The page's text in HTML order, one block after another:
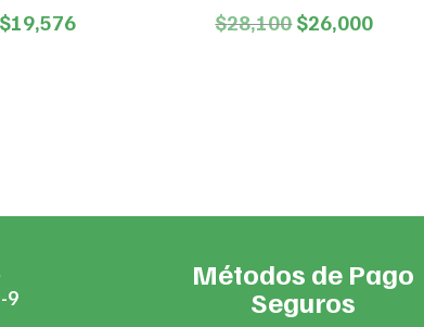
$19,576Price
$28,100 Original
$26,000
9
Métodos de Pago
Seguros